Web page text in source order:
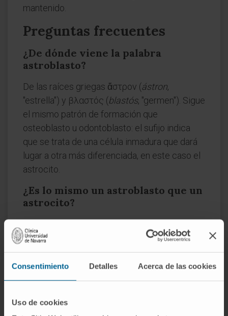
Consentimiento Detalles Acerca de las cookies
Uso de cookies
mantenido.
Preguntas frecuentes
¿De dónde viene la palabra
astroblasto?
De las raíces griegas ἄστρον (ástron,
"estrella") y βλαστός (blastós, "germen"). Sigue
el mismo patrón de formación que
osteoblasto u odontoblasto: el sufijo indica
que se trata de una célula inmadura que dará
lugar a otra más diferenciada, en este caso el
astrocito.
¿Es lo mismo un astroblasto que un
astrocito?
astrocito, la célula completamente
diferenciada. La relación es comparable a la
que existe entre un osteoblasto y un
osteocito en el hueso, con la salvedad de que
precursor y célula madura no está tan definida